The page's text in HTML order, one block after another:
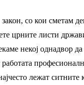
со кои сметам
црните листи
некој однадвор
лежат